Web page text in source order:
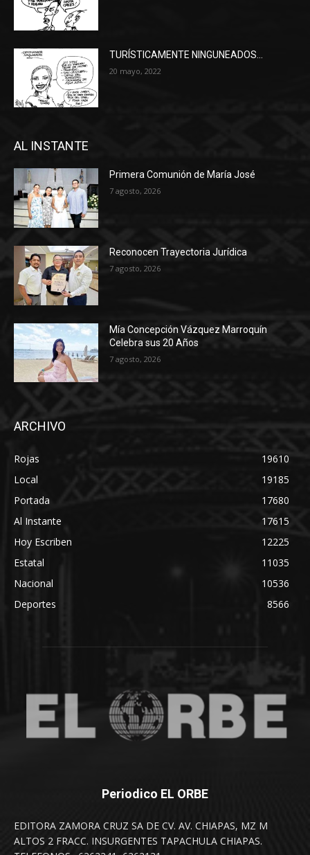
TURÍSTICAMENTE NINGUNEADOS…
20 mayo, 2022
AL INSTANTE
Primera Comunión de María José
7 agosto, 2026
Reconocen Trayectoria Jurídica
7 agosto, 2026
Mía Concepción Vázquez Marroquín
Celebra sus 20 Años
7 agosto, 2026
ARCHIVO
Rojas
19610
Local
19185
Portada
17680
Al Instante
17615
Hoy Escriben
12225
Estatal
11035
Nacional
10536
Deportes
8566
Periodico EL ORBE
EDITORA ZAMORA CRUZ SA DE CV. AV. CHIAPAS, MZ M
ALTOS 2 FRACC. INSURGENTES TAPACHULA CHIAPAS.